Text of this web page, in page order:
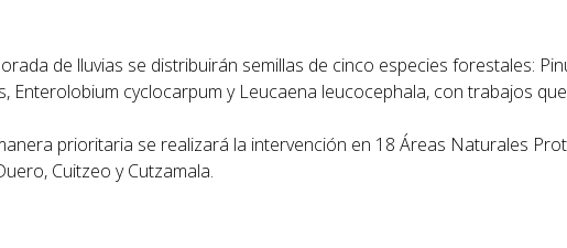
de lluvias se distribuirán semillas de cinco especies forestales:
Enterolobium cyclocarpum y Leucaena leucocephala, con trabajos
prioritaria se realizará la intervención en 18 Áreas Naturales
Cuitzeo y Cutzamala.